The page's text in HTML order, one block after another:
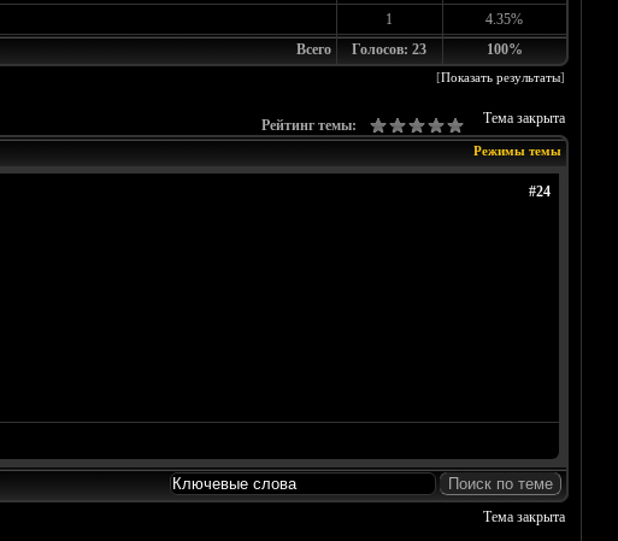
1
4.35%
Всего
Голосов: 23 100%
[Показать результаты]
Тема закрыта
Рейтинг темы:
Режимы темы
#24
Тема закрыта